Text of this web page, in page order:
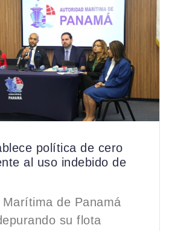
política de cero
al uso indebido de
de Panamá
su flota